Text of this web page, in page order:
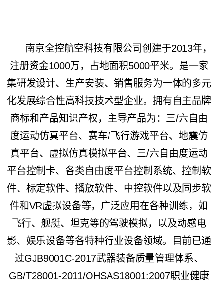
南京全控航空科技有限公司创建于2013年，
注册资金1000万，占地面积5000平米。是一家
集研发设计、生产安装、销售服务为一体的多元
化发展综合性高科技技术型企业。拥有自主品牌
商标和产品知识产权，主导产品为：三/六自由
度运动仿真平台、赛车/飞行游戏平台、地震仿
真平台、虚拟仿真模拟平台、三/六自由度运动
平台控制卡、各类自由度平台控制系统、控制软
件、标定软件、播放软件、中控软件以及同步软
件和VR虚拟设备等，广泛应用在各种训练，如
飞行、舰艇、坦克等的驾驶模拟，以及动感电
影、娱乐设备等各特种行业设备领域。目前已通
过GJB9001C-2017武器装备质量管理体系、
GB/T28001-2011/OHSAS18001:2007职业健康